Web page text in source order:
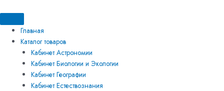
к
содержимому
Главная
Каталог товаров
Кабинет Астрономии
Кабинет Биологии и Экологии
Кабинет Географии
Кабинет Естествознания
товара
Прибор
демонстрации
теплопроводных